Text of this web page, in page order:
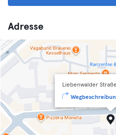
Adresse
Liebenwalder